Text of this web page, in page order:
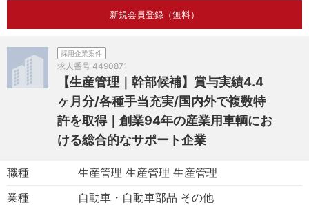
新規会員登録（無料）
採用企業案件
求人番号 4490871
【生産管理｜幹部候補】賞与実績4.4
ヶ月分/各種手当充実/国内外で複数特
許を取得｜創業94年の産業用車輌にお
ける総合的なサポート企業
職種
生産管理 生産管理 生産管理
業種
自動車・自動車部品 その他